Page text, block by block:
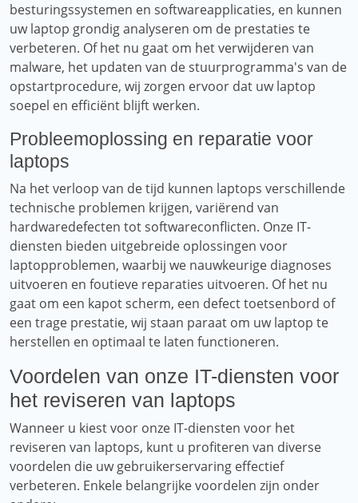
besturingssystemen en softwareapplicaties, en kunnen
uw laptop grondig analyseren om de prestaties te
verbeteren. Of het nu gaat om het verwijderen van
malware, het updaten van de stuurprogramma's van de
opstartprocedure, wij zorgen ervoor dat uw laptop
soepel en efficiënt blijft werken.
Probleemoplossing en reparatie voor
laptops
Na het verloop van de tijd kunnen laptops verschillende
technische problemen krijgen, variërend van
hardwaredefecten tot softwareconflicten. Onze IT-
diensten bieden uitgebreide oplossingen voor
laptopproblemen, waarbij we nauwkeurige diagnoses
uitvoeren en foutieve reparaties uitvoeren. Of het nu
gaat om een ​​kapot scherm, een defect toetsenbord of
een trage prestatie, wij staan ​​paraat om uw laptop te
herstellen en optimaal te laten functioneren.
Voordelen van onze IT-diensten voor
het reviseren van laptops
Wanneer u kiest voor onze IT-diensten voor het
reviseren van laptops, kunt u profiteren van diverse
voordelen die uw gebruikerservaring effectief
verbeteren. Enkele belangrijke voordelen zijn onder